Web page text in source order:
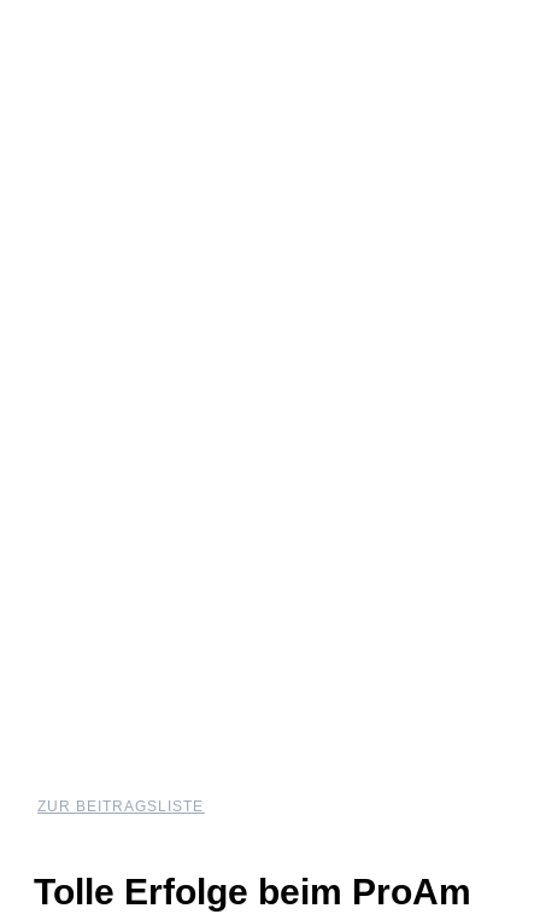
ZUR BEITRAGSLISTE
Tolle Erfolge beim ProAm